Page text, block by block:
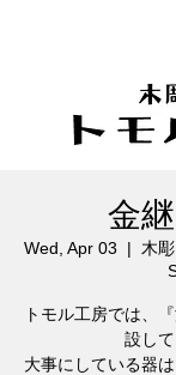
金
Wed, Apr 03
  |
木
トモル工房では、
設して
大事にしている器